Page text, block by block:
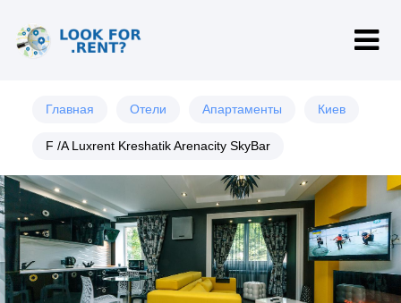
Главная Отели Апартаменты Киев
F /A Luxrent Kreshatik Arenacity SkyBar